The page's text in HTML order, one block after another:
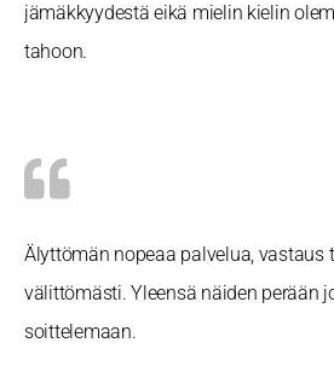
jämäkkyydestä eikä mielin kielin
tahoon.
Älyttömän nopeaa palvelua, vastaus
välittömästi. Yleensä näiden perään
soittelemaan.